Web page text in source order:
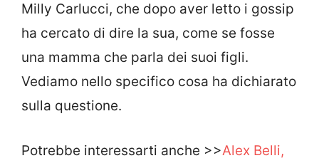
Milly Carlucci, che dopo aver letto i gossip
ha cercato di dire la sua, come se fosse
una mamma che parla dei suoi figli.
Vediamo nello specifico cosa ha dichiarato
sulla questione.
Potrebbe interessarti anche >>Alex Belli,